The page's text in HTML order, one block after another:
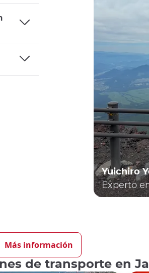
Yuichiro
Experto
a diario , ya sea en sus líneas de tren
se les pasa por la cabeza el papel
Más información
de transporte en